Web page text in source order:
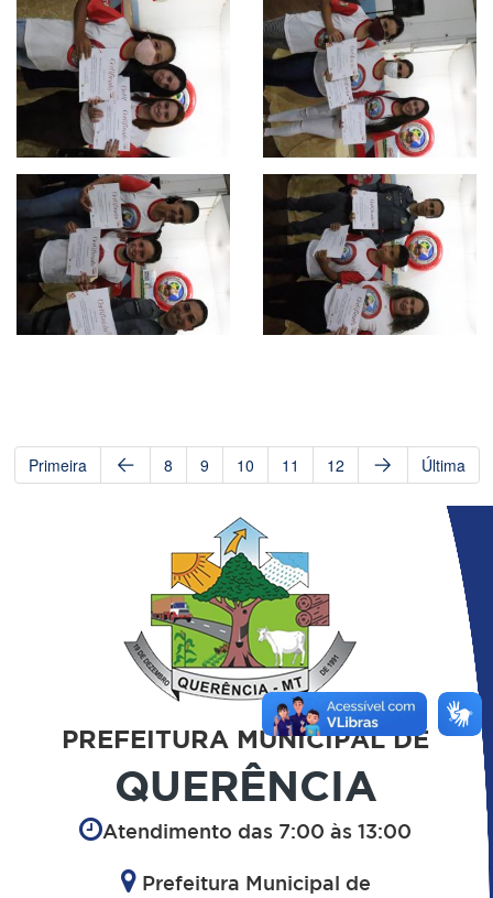
Primeira 8 9 10 11 12 Última
PREFEITURA MUNICIPAL DE
QUERÊNCIA
Atendimento das 7:00 às 13:00
Prefeitura Municipal de